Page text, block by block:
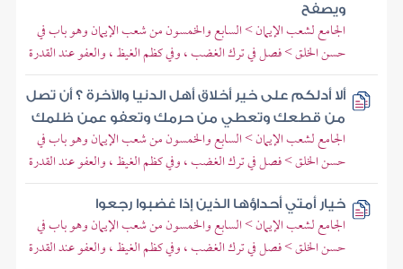
ويصفح
الجامع لشعب الإيمان > السابع والخمسون من شعب الإيمان وهو باب في
حسن الخلق > فصل في ترك الغضب ، وفي كظم الغيظ ، والعفو عند القدرة
ألا أدلكم على خير أخلاق أهل الدنيا والآخرة ؟ أن تصل
من قطعك وتعطي من حرمك وتعفو عمن ظلمك
الجامع لشعب الإيمان > السابع والخمسون من شعب الإيمان وهو باب في
حسن الخلق > فصل في ترك الغضب ، وفي كظم الغيظ ، والعفو عند القدرة
خيار أمتي أحداؤها الذين إذا غضبوا رجعوا
الجامع لشعب الإيمان > السابع والخمسون من شعب الإيمان وهو باب في
حسن الخلق > فصل في ترك الغضب ، وفي كظم الغيظ ، والعفو عند القدرة